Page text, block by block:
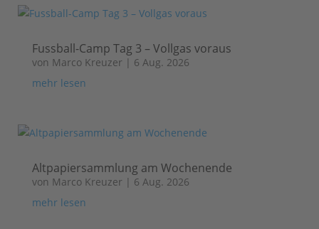
Fussball-Camp Tag 3 – Vollgas voraus
von Marco Kreuzer | 6 Aug. 2026
mehr lesen
Altpapiersammlung am Wochenende
von Marco Kreuzer | 6 Aug. 2026
mehr lesen